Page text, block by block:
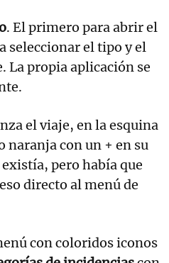
. El primero para abrir el
seleccionar el tipo y el
La propia aplicación se
el viaje, en la esquina
con un + en su
pero había que
directo al menú de
con coloridos iconos